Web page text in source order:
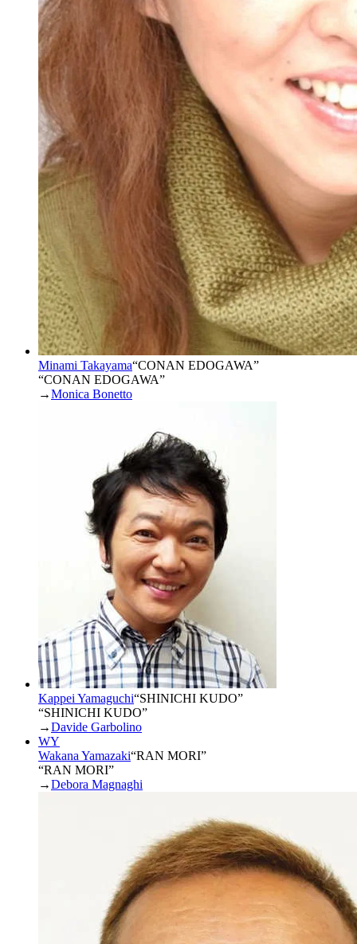
Minami Takayama“CONAN EDOGAWA”
“CONAN EDOGAWA”
→Monica Bonetto
Kappei Yamaguchi“SHINICHI KUDO”
“SHINICHI KUDO”
→Davide Garbolino
WY
Wakana Yamazaki“RAN MORI”
“RAN MORI”
→Debora Magnaghi